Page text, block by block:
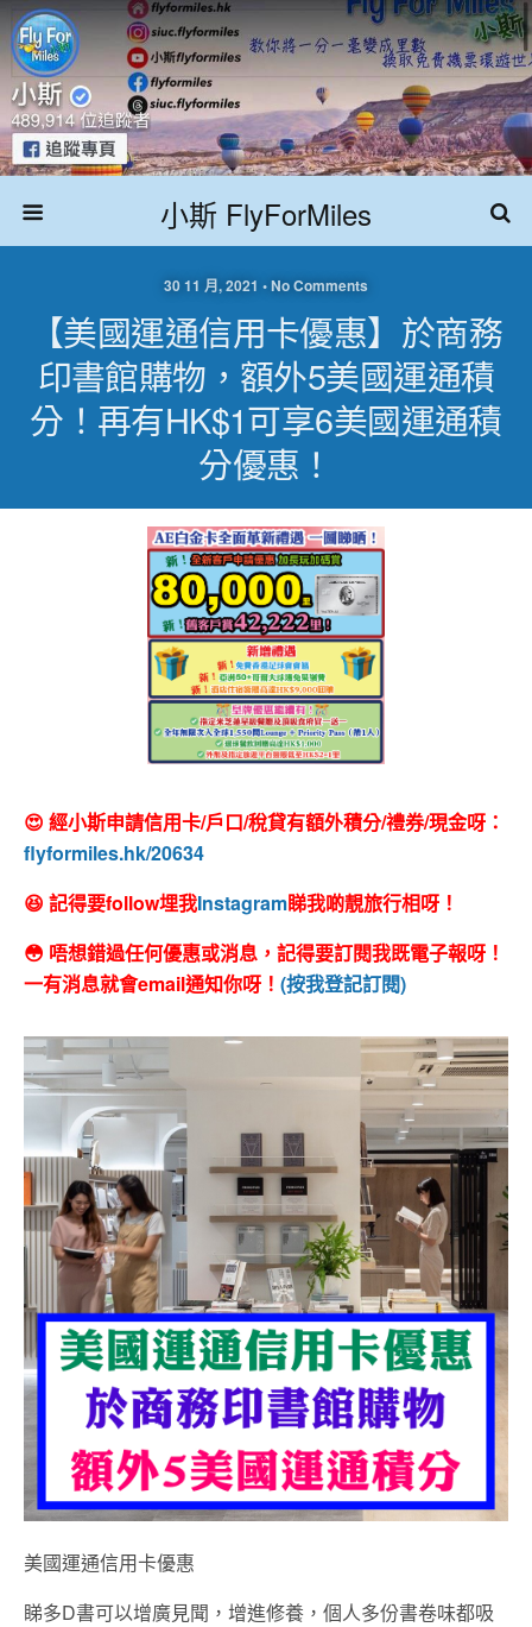
小斯 FlyForMiles
30 11 月, 2021 • No Comments
【美國運通信用卡優惠】於商務
印書館購物，額外5美國運通積
分！再有HK$1可享6美國運通積
分優惠！
😍 經小斯申請信用卡/戶口/稅貸有額外積分/禮券/現金呀：
flyformiles.hk/20634
😆 記得要follow埋我Instagram睇我啲靚旅行相呀！
😳 唔想錯過任何優惠或消息，記得要訂閱我既電子報呀！
一有消息就會email通知你呀！ (按我登記訂閱)
美國運通信用卡優惠
睇多D書可以增廣見聞，增進修養，個人多份書卷味都吸